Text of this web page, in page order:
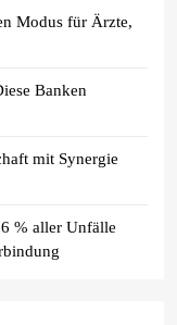
Modus für Ärzte,
Banken
mit Synergie
% aller Unfälle